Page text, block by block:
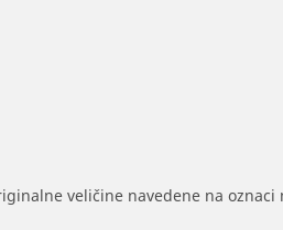
veličine navedene na oznaci